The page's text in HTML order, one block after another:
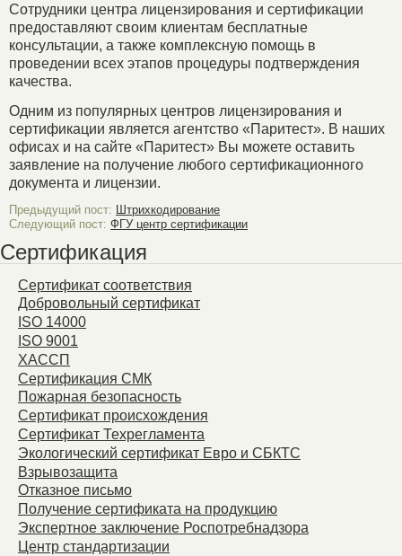
Сотрудники центра лицензирования и сертификации
предоставляют своим клиентам бесплатные
консультации, а также комплексную помощь в
проведении всех этапов процедуры подтверждения
качества.
Одним из популярных центров лицензирования и
сертификации является агентство «Паритест». В наших
офисах и на сайте «Паритест» Вы можете оставить
заявление на получение любого сертификационного
документа и лицензии.
Предыдущий пост: Штрихкодирование
Следующий пост: ФГУ центр сертификации
Сертификация
Сертификат соответствия
Добровольный сертификат
ISO 14000
ISO 9001
ХАССП
Сертификация СМК
Пожарная безопасность
Сертификат происхождения
Сертификат Техрегламента
Экологический сертификат Евро и СБКТС
Взрывозащита
Отказное письмо
Получение сертификата на продукцию
Экспертное заключение Роспотребнадзора
Центр стандартизации